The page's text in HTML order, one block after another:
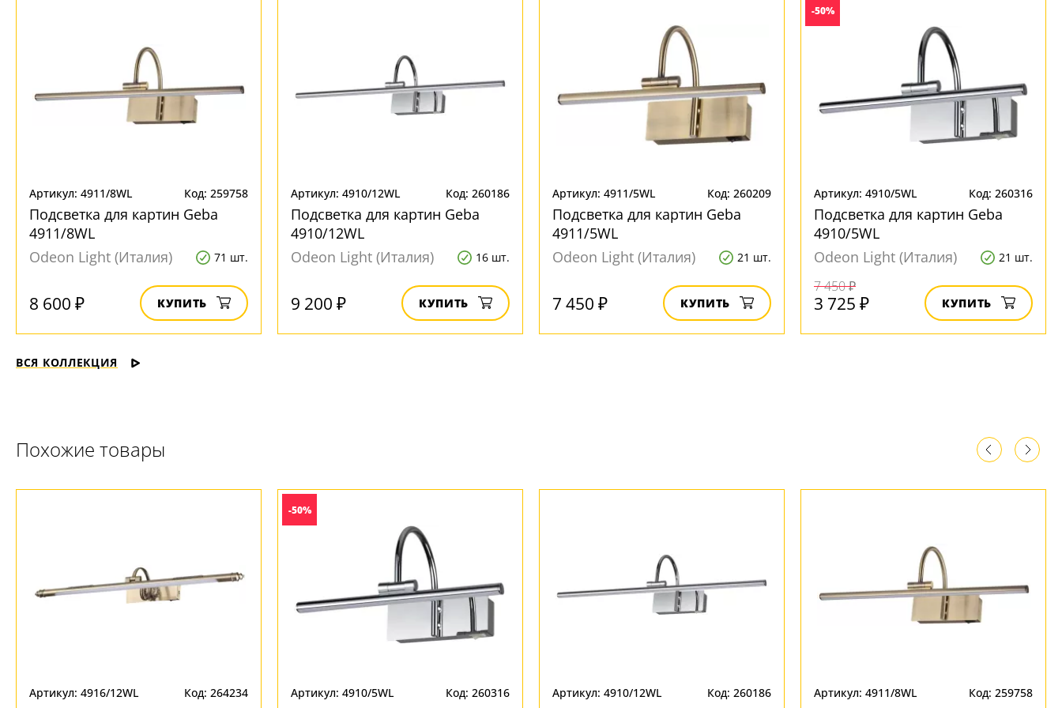
Артикул: 4911/8WL Код: 259758
Подсветка для картин Geba
4911/8WL
Odeon Light (Италия)
71 шт.
8 600 ₽ КУПИТЬ
Артикул: 4910/12WL Код: 260186
Подсветка для картин Geba
4910/12WL
Odeon Light (Италия)
16 шт.
9 200 ₽ КУПИТЬ
Артикул: 4911/5WL Код: 260209
Подсветка для картин Geba
4911/5WL
Odeon Light (Италия)
21 шт.
7 450 ₽ КУПИТЬ
-50%
Артикул: 4910/5WL Код: 260316
Подсветка для картин Geba
4910/5WL
Odeon Light (Италия)
21 шт.
7 450 ₽
3 725 ₽ КУПИТЬ
ВСЯ КОЛЛЕКЦИЯ
Похожие товары
Артикул: 4916/12WL Код: 264234
-50%
Артикул: 4910/5WL Код: 260316 Артикул: 4910/12WL Код: 260186 Артикул: 4911/8WL Код: 259758